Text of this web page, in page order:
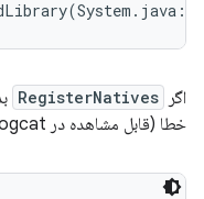
اگر RegisterNatives
خطا (قابل مشاهده در logcat) را ثبت می کند: